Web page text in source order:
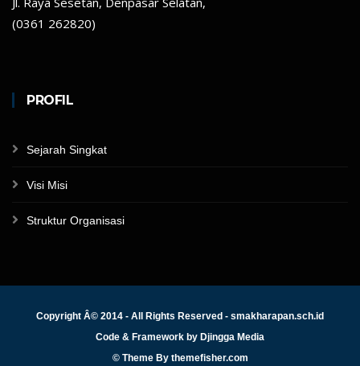
(0361 262820)
PROFIL
Sejarah Singkat
Visi Misi
Struktur Organisasi
Copyright Â© 2014 - All Rights Reserved - smakharapan.sch.id
Code & Framework by Djingga Media
© Theme By themefisher.com